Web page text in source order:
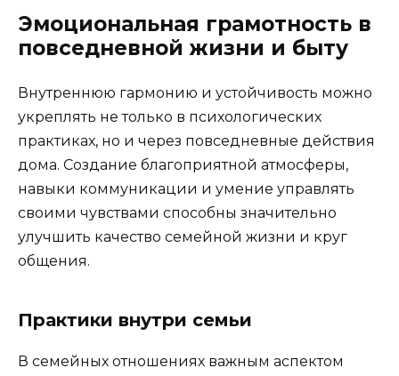
Эмоциональная грамотность в
повседневной жизни и быту
Внутреннюю гармонию и устойчивость можно
укреплять не только в психологических
практиках, но и через повседневные действия
дома. Создание благоприятной атмосферы,
навыки коммуникации и умение управлять
своими чувствами способны значительно
улучшить качество семейной жизни и круг
общения.
Практики внутри семьи
В семейных отношениях важным аспектом